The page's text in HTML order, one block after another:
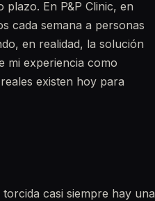
En P&P Clinic, en
cada semana a personas
en realidad, la solución
mi experiencia como
existen hoy para
casi siempre hay una